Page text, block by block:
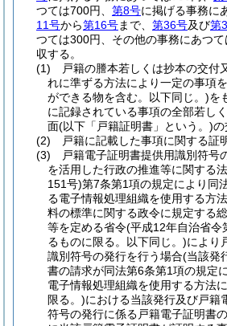
つては700円、 第8号に掲げる事務に
11号から第16号まで、 第36号及び第
つては300円、その他の事務にあつ
収する。
(1)
戸籍の謄本若しくは抄本の交付
れに準ずる方法により一定の事項
ができる物を含む。以下同じ。)を
に記録されている事項の全部若し
面(以下「戸籍証明書」という。)の
(2)
戸籍に記載した事項に関する証
(3)
戸籍電子証明書提供用識別符号
を活用した行政の推進等に関する
151号)第7条第1項の規定により同
る電子情報処理組織を使用する方法
料の標準に関する政令に規定する
等を定める省令(平成12年自治省令
るものに限る。以下同じ。)により
識別符号の発行を行う場合(当該発
書の請求が同法第6条第1項の規定
電子情報処理組織を使用する方法
限る。)における当該発行及び戸籍
符号の発行に係る戸籍電子証明書